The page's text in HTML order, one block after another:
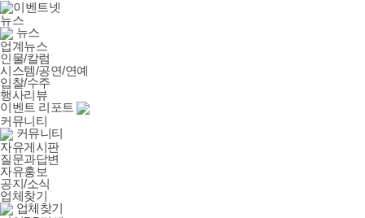
뉴스
뉴스
업계뉴스
인물/칼럼
시스템/공연/연예
입찰/수주
행사리뷰
이벤트 리포트
커뮤니티
커뮤니티
자유게시판
질문과답변
자유홍보
공지/소식
업체찾기
업체찾기